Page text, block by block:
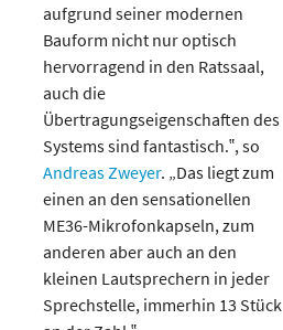
aufgrund seiner modernen
Bauform nicht nur optisch
hervorragend in den Ratssaal,
auch die
Übertragungseigenschaften des
Systems sind fantastisch.‟, so
Andreas Zweyer. „Das liegt zum
einen an den sensationellen
ME36-Mikrofonkapseln, zum
anderen aber auch an den
kleinen Lautsprechern in jeder
Sprechstelle, immerhin 13 Stück